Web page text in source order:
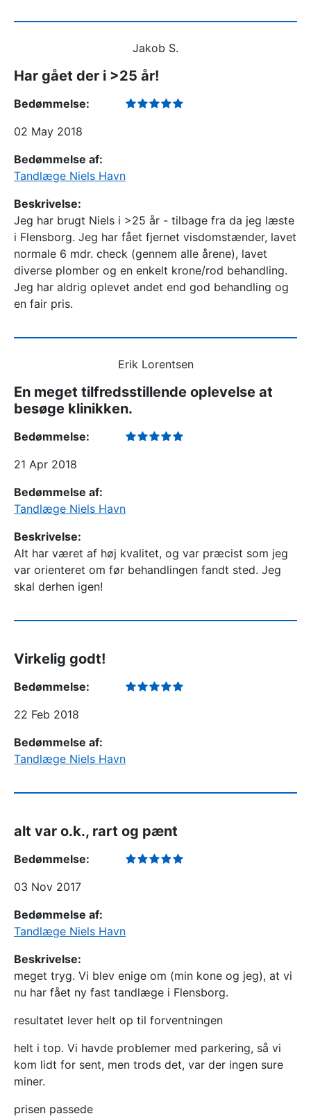
Jakob S.
Har gået der i >25 år!
Bedømmelse:
02 May 2018
Bedømmelse af:
Tandlæge Niels Havn
Beskrivelse:
Jeg har brugt Niels i >25 år - tilbage fra da jeg læste
i Flensborg. Jeg har fået fjernet visdomstænder, lavet
normale 6 mdr. check (gennem alle årene), lavet
diverse plomber og en enkelt krone/rod behandling.
Jeg har aldrig oplevet andet end god behandling og
en fair pris.
Erik Lorentsen
En meget tilfredsstillende oplevelse at
besøge klinikken.
Bedømmelse:
21 Apr 2018
Bedømmelse af:
Tandlæge Niels Havn
Beskrivelse:
Alt har været af høj kvalitet, og var præcist som jeg
var orienteret om før behandlingen fandt sted. Jeg
skal derhen igen!
Virkelig godt!
Bedømmelse:
22 Feb 2018
Bedømmelse af:
Tandlæge Niels Havn
alt var o.k., rart og pænt
Bedømmelse:
03 Nov 2017
Bedømmelse af:
Tandlæge Niels Havn
Beskrivelse:
meget tryg. Vi blev enige om (min kone og jeg), at vi
nu har fået ny fast tandlæge i Flensborg.
resultatet lever helt op til forventningen
helt i top. Vi havde problemer med parkering, så vi
kom lidt for sent, men trods det, var der ingen sure
miner.
prisen passede